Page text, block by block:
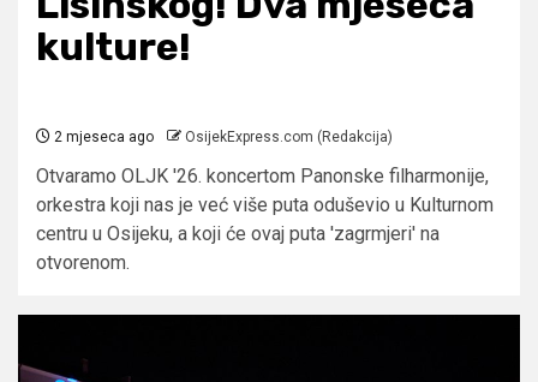
kulture!
2 mjeseca ago OsijekExpress.com (Redakcija)
Otvaramo OLJK '26. koncertom Panonske filharmonije,
orkestra koji nas je već više puta oduševio u Kulturnom
centru u Osijeku, a koji će ovaj puta 'zagrmjeri' na
otvorenom.